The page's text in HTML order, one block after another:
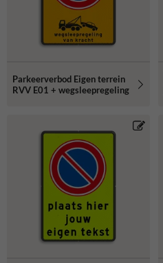
Parkeerverbod Eigen terrein
RVV E01 + wegsleepregeling